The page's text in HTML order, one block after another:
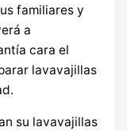
familiares y
a
cara el
lavavajillas
su lavavajillas